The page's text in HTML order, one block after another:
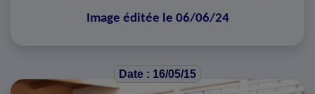
Image éditée le 06/06/24
Date : 16/05/15